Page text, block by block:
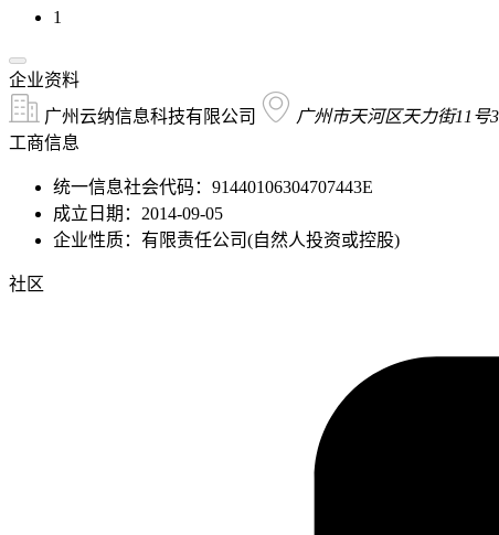
1
企业资料
广州云纳信息科技有限公司
广州市天河区天力街11号
工商信息
统一信息社会代码：91440106304707443E
成立日期：2014-09-05
企业性质：有限责任公司(自然人投资或控股)
社区